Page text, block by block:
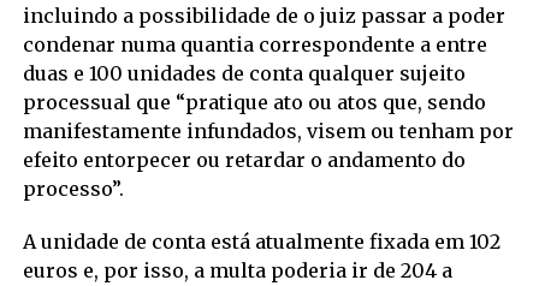
incluindo a possibilidade de o juiz passar a poder
condenar numa quantia correspondente a entre
duas e 100 unidades de conta qualquer sujeito
processual que “pratique ato ou atos que, sendo
manifestamente infundados, visem ou tenham por
efeito entorpecer ou retardar o andamento do
processo”.
A unidade de conta está atualmente fixada em 102
euros e, por isso, a multa poderia ir de 204 a